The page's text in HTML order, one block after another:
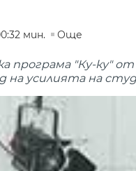
мин. Още
програма "Ку-ку"
на усилията на